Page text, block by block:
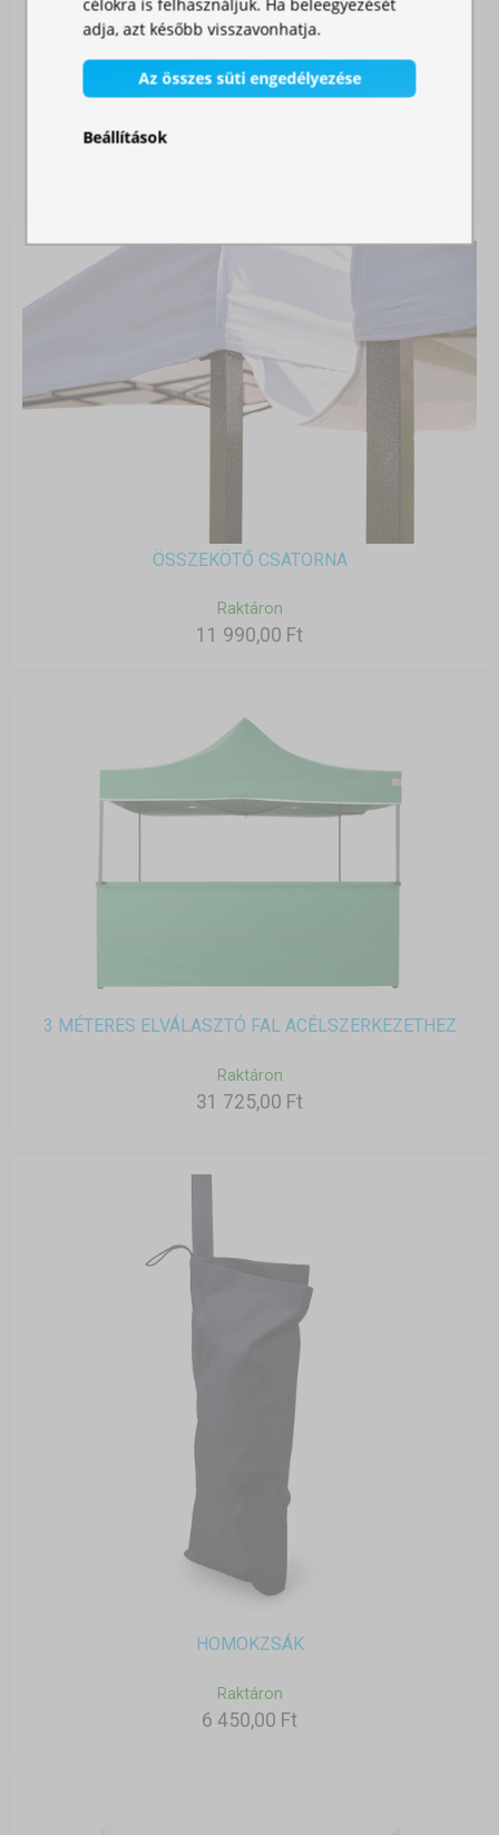
SZÚNYOGHÁLÓ SÁTORRA
ÖSSZEKÖTŐ CSATORNA
Raktáron
11 990,00 Ft
3 MÉTERES ELVÁLASZTÓ FAL ACÉLSZERKEZETHEZ
Raktáron
31 725,00 Ft
HOMOKZSÁK
Raktáron
6 450,00 Ft
célokra is felhasználjuk. Ha beleegyezését
adja, azt később visszavonhatja.
Az összes süti engedélyezése
Beállítások